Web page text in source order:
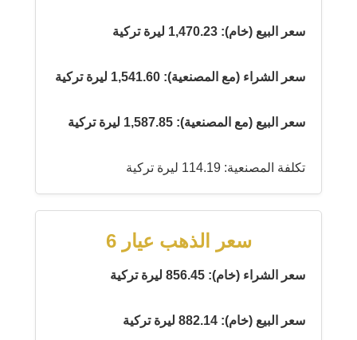
سعر البيع (خام): 1,470.23 ليرة تركية
سعر الشراء (مع المصنعية): 1,541.60 ليرة تركية
سعر البيع (مع المصنعية): 1,587.85 ليرة تركية
تكلفة المصنعية: 114.19 ليرة تركية
سعر الذهب عيار 6
سعر الشراء (خام): 856.45 ليرة تركية
سعر البيع (خام): 882.14 ليرة تركية